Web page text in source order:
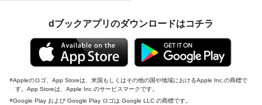
dブックアプリのダウンロードはコチラ
Appleのロゴ、App Storeは、米国もしくはその他の国や地域におけるApple Inc.の商標で
す。App Storeは、Apple Inc.のサービスマークです。
Google Play および Google Play ロゴは Google LLC の商標です。